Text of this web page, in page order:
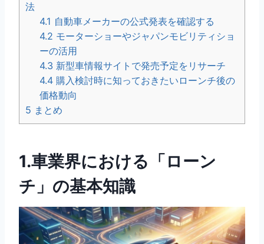
法
4.1 自動車メーカーの公式発表を確認する
4.2 モーターショーやジャパンモビリティショ
ーの活用
4.3 新型車情報サイトで発売予定をリサーチ
4.4 購入検討時に知っておきたいローンチ後の
価格動向
5 まとめ
1.車業界における「ローン
チ」の基本知識